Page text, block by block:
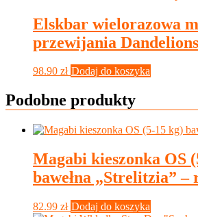
Elskbar wielorazowa
przewijania Dandelions
98.90 zł Dodaj do koszyka
Podobne produkty
Magabi kieszonka OS
bawełna „Strelitzia” –
82.99 zł Dodaj do koszyka